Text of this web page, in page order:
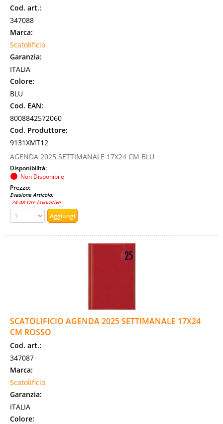
Cod. art.:
347088
Marca:
Scatolificio
Garanzia:
ITALIA
Colore:
BLU
Cod. EAN:
8008842572060
Cod. Produttore:
9131XMT12
AGENDA 2025 SETTIMANALE 17X24 CM BLU
Disponibilità:
Non Disponibile
Prezzo:
Evasione Articolo:
24-48 Ore lavorative
SCATOLIFICIO AGENDA 2025 SETTIMANALE 17X24
CM ROSSO
Cod. art.:
347087
Marca:
Scatolificio
Garanzia:
ITALIA
Colore: